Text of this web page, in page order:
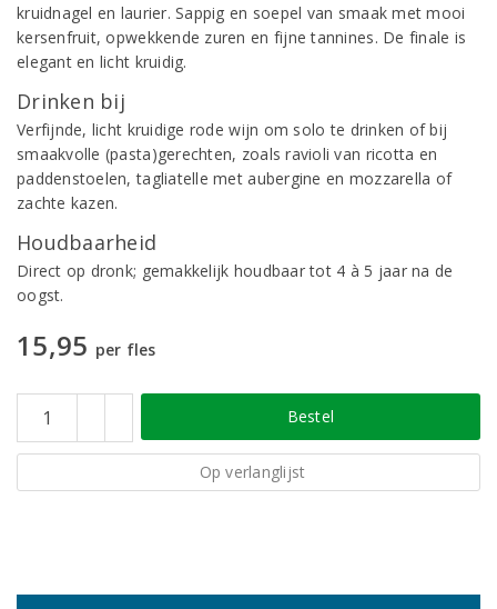
kruidnagel en laurier. Sappig en soepel van smaak met mooi
kersenfruit, opwekkende zuren en fijne tannines. De finale is
elegant en licht kruidig.
Drinken bij
Verfijnde, licht kruidige rode wijn om solo te drinken of bij
smaakvolle (pasta)gerechten, zoals ravioli van ricotta en
paddenstoelen, tagliatelle met aubergine en mozzarella of
zachte kazen.
Houdbaarheid
Direct op dronk; gemakkelijk houdbaar tot 4 à 5 jaar na de
oogst.
15,95 per fles
Bestel
Op verlanglijst